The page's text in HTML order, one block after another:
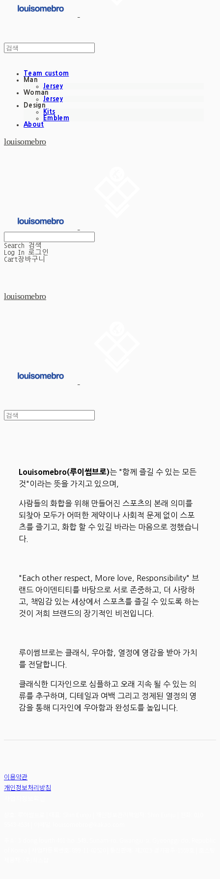
Team custom
Man
Jersey
Woman
Jersey
Design
Kits
Emblem
About
louisomebro
Search
검색
Log In
로그인
Cart장바구니
louisomebro
Louisomebro(루이썸브로)는 "함께 즐길 수 있는 모든
것"이라는 뜻을 가지고 있으며,
사람들의 화합을 위해 만들어진 스포츠의 본래 의미를
되찾아 모두가 어떠한 제약이나 사회적 문제 없이 스포
츠를 즐기고, 화합 할 수 있길 바라는 마음으로 정했습니
다.
"Each other respect, More love, Responsibility" 브
랜드 아이덴티티를 바탕으로 서로 존중하고, 더 사랑하
고, 책임감 있는 세상에서 스포츠를 즐길 수 있도록 하는
것이 저희 브랜드의 장기적인 비전입니다.
루이썸브로는 클래식, 우아함, 열정에 영감을 받아 가치
를 전달합니다.
클래식한 디자인으로 심플하고 오래 지속 될 수 있는 의
류를 추구하며, 디테일과 여백 그리고 정제된 열정의 영
감을 통해 디자인에 우아함과 완성도를 높입니다.
이용약관
개인정보처리방침